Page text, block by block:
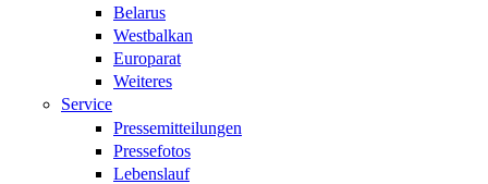
Belarus
Westbalkan
Europarat
Weiteres
Service
Pressemitteilungen
Pressefotos
Lebenslauf